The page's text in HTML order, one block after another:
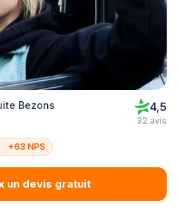
Bezons 4,5
32 avis
+63 NPS
un devis gratuit